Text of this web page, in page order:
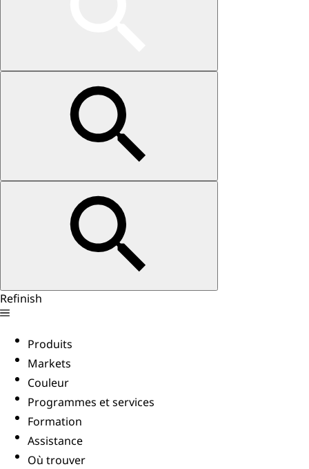
Refinish
Produits
Markets
Couleur
Programmes et services
Formation
Assistance
Où trouver